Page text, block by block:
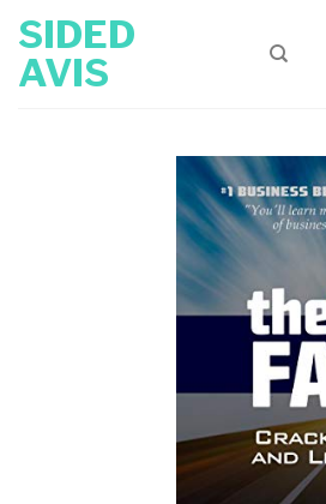
content
SIDED
AVIS